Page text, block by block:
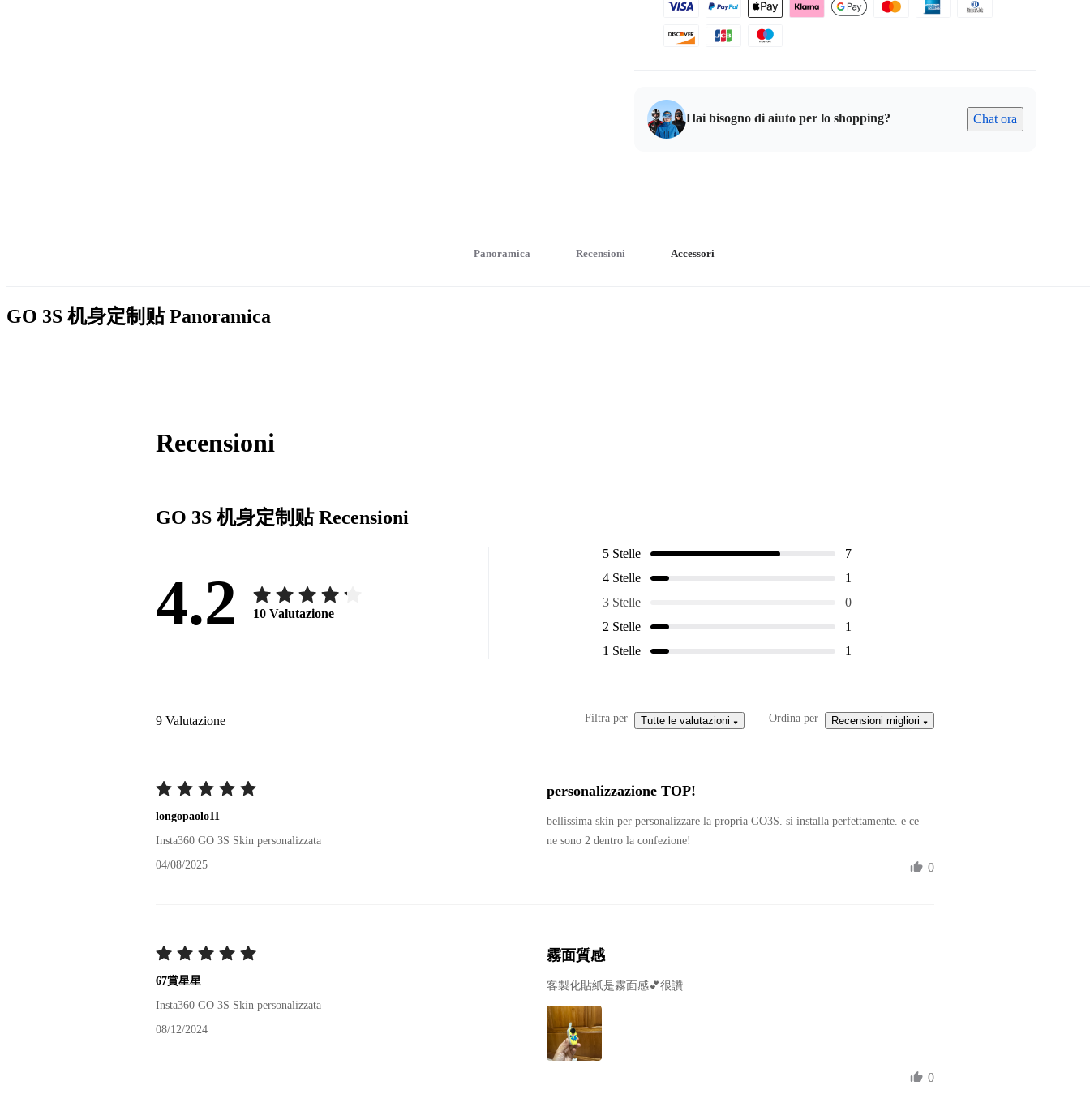
Hai bisogno di aiuto per lo shopping? Chat ora
Panoramica Recensioni Accessori
GO 3S 机身定制贴Panoramica
Recensioni
GO 3S 机身定制贴Recensioni
4.2 10 Valutazione
5 Stelle
7
4 Stelle
1
3 Stelle
0
2 Stelle
1
1 Stelle
1
9 Valutazione Filtra per Tutte le valutazioni Ordina per Recensioni migliori
longopaolo11
Insta360 GO 3S Skin personalizzata
04/08/2025
personalizzazione TOP!
bellissima skin per personalizzare la propria GO3S. si installa perfettamente. e ce
0
67賞星星
Insta360 GO 3S Skin personalizzata
08/12/2024
霧面質感
客製化貼紙是霧面感💕很讚
0